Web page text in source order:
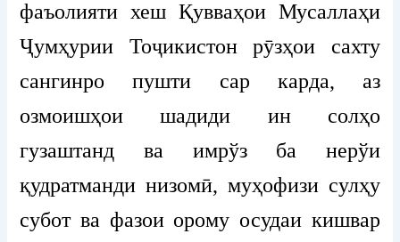
фаъолияти хеш Қувваҳои Мусаллаҳи
Ҷумҳурии Тоҷикистон рӯзҳои сахту
сангинро пушти сар карда, аз
озмоишҳои шадиди ин солҳо
гузаштанд ва имрўз ба нерўи
қудратманди низомӣ, муҳофизи сулҳу
субот ва фазои орому осудаи кишвар